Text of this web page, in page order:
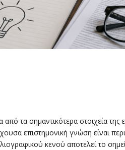
τα σημαντικότερα στοιχεία της
επιστημονική γνώση είναι
κενού αποτελεί το